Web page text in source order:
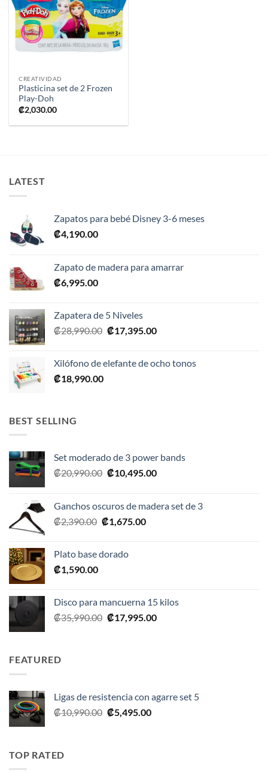
a la
lista de
deseos
CREATIVIDAD
Plasticina set de 2 Frozen
Play-Doh
₡2,030.00
LATEST
Zapatos para bebé Disney 3-6 meses
₡4,190.00
Zapato de madera para amarrar
₡6,995.00
Zapatera de 5 Niveles
₡28,990.00 El
era:
₡17,395.00El
es:
Xilófono de elefante de ocho tonos
₡18,990.00
BEST SELLING
Set moderado de 3 power bands
₡20,990.00 El
era:
₡20,990.00.
₡10,495.00El
es:
Ganchos oscuros de madera set de 3
₡2,390.00 El
era:
₡1,675.00El
Plato base dorado
₡1,590.00
Disco para mancuerna 15 kilos
₡35,990.00 El
₡17,995.00El
FEATURED
Ligas de resistencia con agarre set 5
₡10,990.00 El
₡5,495.00El
TOP RATED